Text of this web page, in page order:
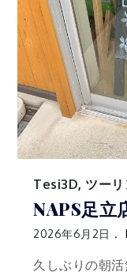
Tesi3D, ツー
NAPS足立
2026年6月2日
久しぶりの朝